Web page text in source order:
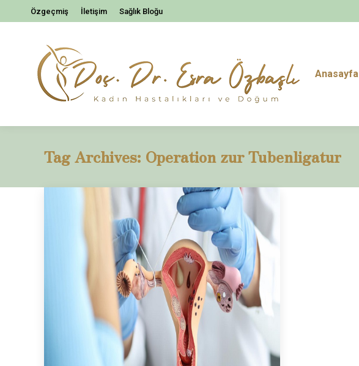
Özgeçmiş İletişim Sağlık Bloğu
Anasayfa
Tag Archives: Operation zur Tubenligatur